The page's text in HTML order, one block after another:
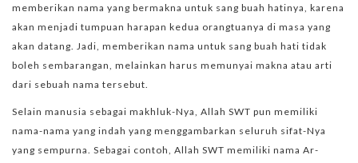
memberikan nama yang bermakna untuk sang buah hatinya, karena
akan menjadi tumpuan harapan kedua orangtuanya di masa yang
akan datang. Jadi, memberikan nama untuk sang buah hati tidak
boleh sembarangan, melainkan harus memunyai makna atau arti
dari sebuah nama tersebut.
Selain manusia sebagai makhluk-Nya, Allah SWT pun memiliki
nama-nama yang indah yang menggambarkan seluruh sifat-Nya
yang sempurna. Sebagai contoh, Allah SWT memiliki nama Ar-